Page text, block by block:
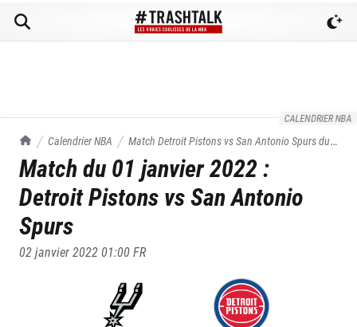
CALENDRIER NBA
TrashTalk Actu NBA
Calendrier NBA Match Detroit Pistons vsSan Antonio Spursdu
01/01/2022
Match du 01 janvier 2022:
Detroit Pistons vsSan Antonio
Spurs
02 janvier 2022 01:00FR